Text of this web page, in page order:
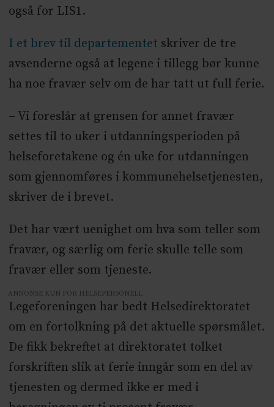
også for LIS1.
I et brev til departementet skriver de tre
avsenderne også at legene i tillegg bør kunne
ha noe fravær selv om de har tatt ut full ferie.
– Vi foreslår at grensen for annet fravær
settes til to uker i utdanningsperioden på
helseforetakene og én uke for utdanningen
som gjennomføres i kommunehelsetjenesten,
skriver de i brevet.
Det har vært uenighet om hva som teller som
fravær, og særlig om ferie skulle telle som
fravær eller som tjeneste.
ANNONSE KUN FOR HELSEPERSONELL
Legeforeningen har bedt Helsedirektoratet
om en fortolkning på det aktuelle spørsmålet.
De fikk bekreftet at direktoratet tolket
forskriften slik at ferie inngår som en del av
tjenesten og dermed ikke er med i